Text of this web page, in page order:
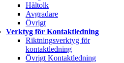
Håltolk
Avgradare
Övrigt
Verktyg för Kontaktledning
Riktningsverktyg för
kontaktledning
Övrigt Kontaktledning